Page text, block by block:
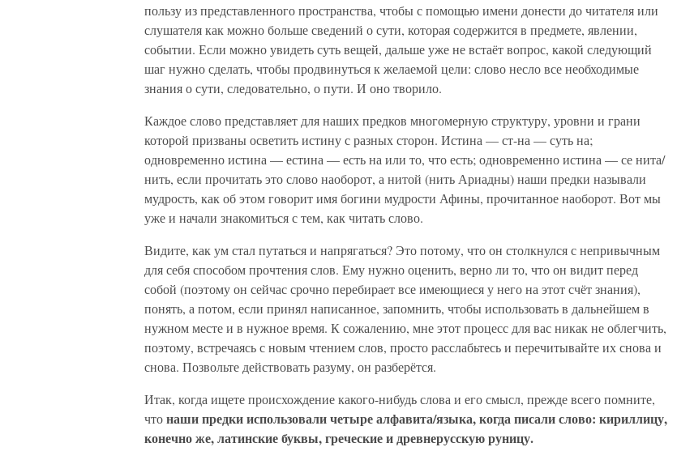
пользу из представленного пространства, чтобы с помощью имени донести до читателя или
слушателя как можно больше сведений о сути, которая содержится в предмете, явлении,
событии. Если можно увидеть суть вещей, дальше уже не встаёт вопрос, какой следующий
шаг нужно сделать, чтобы продвинуться к желаемой цели: слово несло все необходимые
знания о сути, следовательно, о пути. И оно творило.
Каждое слово представляет для наших предков многомерную структуру, уровни и грани
которой призваны осветить истину с разных сторон. Истина — ст-на — суть на;
одновременно истина — естина — есть на или то, что есть; одновременно истина — се нита/
нить, если прочитать это слово наоборот, а нитой (нить Ариадны) наши предки называли
мудрость, как об этом говорит имя богини мудрости Афины, прочитанное наоборот. Вот мы
уже и начали знакомиться с тем, как читать слово.
Видите, как ум стал путаться и напрягаться? Это потому, что он столкнулся с непривычным
для себя способом прочтения слов. Ему нужно оценить, верно ли то, что он видит перед
собой (поэтому он сейчас срочно перебирает все имеющиеся у него на этот счёт знания),
понять, а потом, если принял написанное, запомнить, чтобы использовать в дальнейшем в
нужном месте и в нужное время. К сожалению, мне этот процесс для вас никак не облегчить,
поэтому, встречаясь с новым чтением слов, просто расслабьтесь и перечитывайте их снова и
снова. Позвольте действовать разуму, он разберётся.
Итак, когда ищете происхождение какого-нибудь слова и его смысл, прежде всего помните,
чтонаши предки использовали четыре алфавита/языка, когда писали слово: кириллицу,
конечно же, латинские буквы, греческие и древнерусскую руницу.